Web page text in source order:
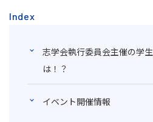
Index
志学会執行委員会主催の学
は！？
イベント開催情報